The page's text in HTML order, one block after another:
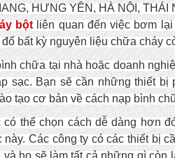
HƯNG YÊN, HÀ NỘI, THÁI
bột liên quan đến việc bơm
bất kỳ nguyên liệu chữa cháy
chữa tại nhà hoặc doanh
sạc. Bạn sẽ cần những thiết
tạo cơ bản về cách nạp bình
thể chọn cách dễ dàng hơn
Các công ty có các thiết bị
và họ sẽ làm tất cả những gì